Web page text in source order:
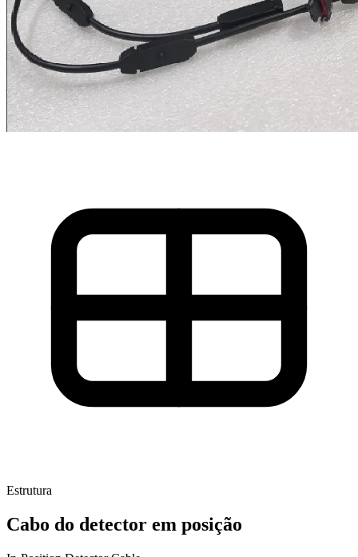
Estrutura
Cabo do detector em posição